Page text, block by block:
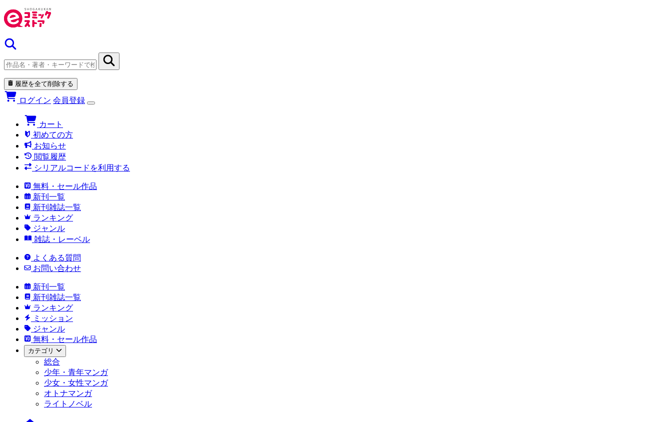
履歴を全て削除する
ログイン 会員登録
カート
初めての方
お知らせ
閲覧履歴
シリアルコードを利用する
無料・セール作品
新刊一覧
新刊雑誌一覧
ランキング
ジャンル
雑誌・レーベル
よくある質問
お問い合わせ
新刊一覧
新刊雑誌一覧
ランキング
ミッション
ジャンル
無料・セール作品
カテゴリ
総合
少年・青年マンガ
少女・女性マンガ
オトナマンガ
ライトノベル